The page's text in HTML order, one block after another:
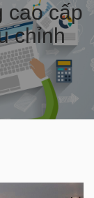
cao cấp
chỉnh